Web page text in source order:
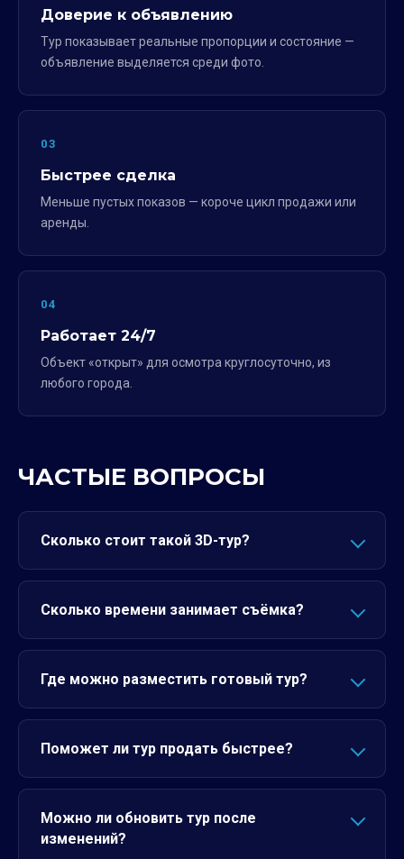
Доверие к объявлению
Тур показывает реальные пропорции и состояние —
объявление выделяется среди фото.
03
Быстрее сделка
Меньше пустых показов — короче цикл продажи или
аренды.
04
Работает 24/7
Объект «открыт» для осмотра круглосуточно, из
любого города.
ЧАСТЫЕ ВОПРОСЫ
Сколько стоит такой 3D-тур?
Сколько времени занимает съёмка?
Где можно разместить готовый тур?
Поможет ли тур продать быстрее?
Можно ли обновить тур после
изменений?